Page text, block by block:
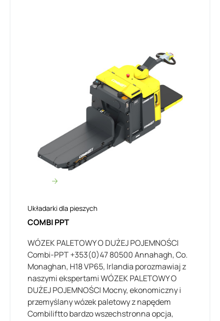
Układarki dla pieszych
COMBI PPT
WÓZEK PALETOWY O DUŻEJ POJEMNOŚCI
Combi-PPT +353(0)47 80500 Annahagh, Co.
Monaghan, H18 VP65, Irlandia porozmawiaj z
naszymi ekspertami WÓZEK PALETOWY O
DUŻEJ POJEMNOŚCI Mocny, ekonomiczny i
przemyślany wózek paletowy z napędem
Combiliftto bardzo wszechstronna opcja,